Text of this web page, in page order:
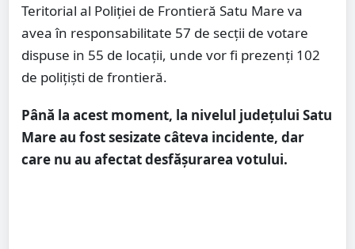
Teritorial al Poliției de Frontieră Satu Mare va
avea în responsabilitate 57 de secții de votare
dispuse in 55 de locații, unde vor fi prezenți 102
de polițiști de frontieră.
Până la acest moment, la nivelul județului Satu
Mare au fost sesizate câteva incidente, dar
care nu au afectat desfășurarea votului.